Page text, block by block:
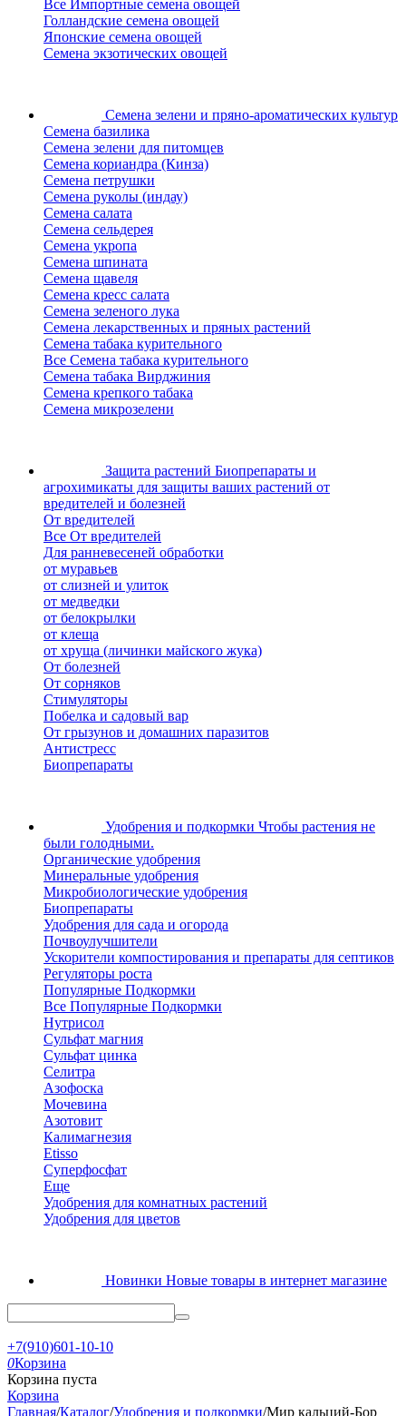
Все Импортные семена овощей
Голландские семена овощей
Японские семена овощей
Семена экзотических овощей
Семена зелени и пряно-ароматических культур
Семена базилика
Семена зелени для питомцев
Семена кориандра (Кинза)
Семена петрушки
Семена руколы (индау)
Семена салата
Семена сельдерея
Семена укропа
Семена шпината
Семена щавеля
Семена кресс салата
Семена зеленого лука
Семена лекарственных и пряных растений
Семена табака курительного
Все Семена табака курительного
Семена табака Вирджиния
Семена крепкого табака
Семена микрозелени
Защита растений Биопрепараты и
агрохимикаты для защиты ваших растений от
вредителей и болезней
От вредителей
Все От вредителей
Для ранневесеней обработки
от муравьев
от слизней и улиток
от медведки
от белокрылки
от клеща
от хруща (личинки майского жука)
От болезней
От сорняков
Стимуляторы
Побелка и садовый вар
От грызунов и домашних паразитов
Антистресс
Биопрепараты
Удобрения и подкормки Чтобы растения не
были голодными.
Органические удобрения
Минеральные удобрения
Микробиологические удобрения
Биопрепараты
Удобрения для сада и огорода
Почвоулучшители
Ускорители компостирования и препараты для септиков
Регуляторы роста
Популярные Подкормки
Все Популярные Подкормки
Нутрисол
Сульфат магния
Сульфат цинка
Селитра
Азофоска
Мочевина
Азотовит
Калимагнезия
Etisso
Суперфосфат
Еще
Удобрения для комнатных растений
Удобрения для цветов
Новинки Новые товары в интернет магазине
+7(910)601-10-10
0Корзина
Корзина пуста
Корзина
Главная/Каталог/Удобрения и подкормки/Мир кальций-Бор